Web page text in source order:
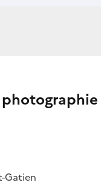
Gatien